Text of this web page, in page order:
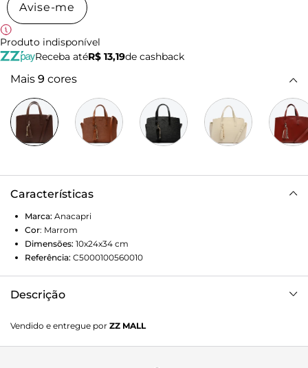
Avise-me
Produto indisponível
Receba atéR$ 13,19de cashback
Mais 9 cores
Características
Marca: Anacapri
Cor: Marrom
Dimensões: 10x24x34 cm
Referência: C5000100560010
Descrição
de tamanho G vem com duas propostas de uso para o seu
dia a dia: uma com alça longa transversal e removível à
Vendido e entregue por ZZ MALL